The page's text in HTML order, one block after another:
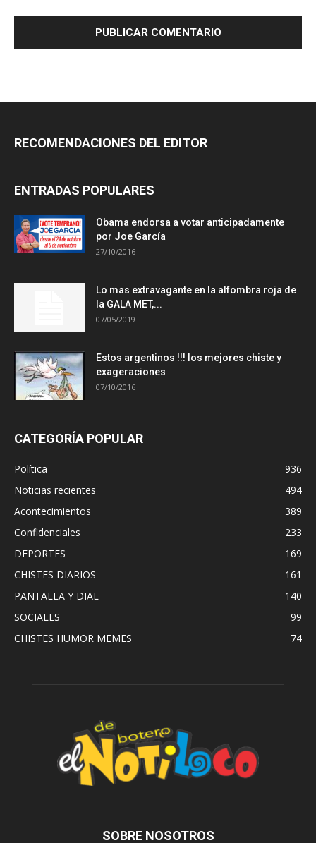
RECOMENDACIONES DEL EDITOR
ENTRADAS POPULARES
Obama endorsa a votar anticipadamente
por Joe García
27/10/2016
Lo mas extravagante en la alfombra roja de
la GALA MET,...
07/05/2019
Estos argentinos !!! los mejores chiste y
exageraciones
07/10/2016
CATEGORÍA POPULAR
Política
936
Noticias recientes
494
Acontecimientos
389
Confidenciales
233
DEPORTES
169
CHISTES DIARIOS
161
PANTALLA Y DIAL
140
SOCIALES
99
CHISTES HUMOR MEMES
74
SOBRE NOSOTROS